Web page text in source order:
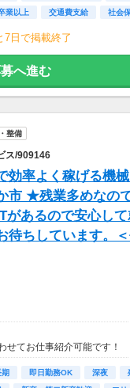
業以上 交通費支給 社会
7日で掲載終了
へ進む
整備
ス/909146
効率よく稼げる機
市 ★残業多めなの
があるので安心し
待ちしています。
せてお仕事紹介可能です！
期 即日勤務OK 深夜